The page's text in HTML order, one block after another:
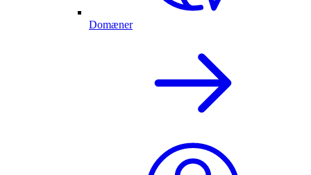
Domæner